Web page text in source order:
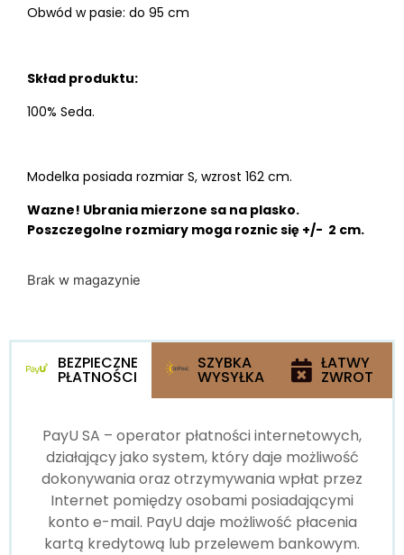
Obwód w pasie: do 95 cm
Skład produktu:
100% Seda.
Modelka posiada rozmiar S, wzrost 162 cm.
Wazne! Ubrania mierzone sa na plasko.
Poszczegolne rozmiary moga roznic się +/- 2 cm.
Brak w magazynie
BEZPIECZNE
PŁATNOŚCI
SZYBKA
WYSYŁKA
ŁATWY
ZWROT
PayU SA – operator płatności internetowych,
działający jako system, który daje możliwość
dokonywania oraz otrzymywania wpłat przez
Internet pomiędzy osobami posiadającymi
konto e-mail. PayU daje możliwość płacenia
kartą kredytową lub przelewem bankowym.